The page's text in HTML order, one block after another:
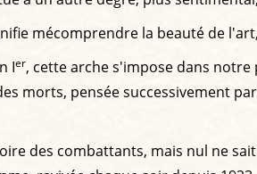
mécomprendre la beauté de
Ier, cette arche s'impose dans
morts, pensée successivement
des combattants, mais nul ne